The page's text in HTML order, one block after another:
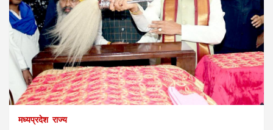
मध्यप्रदेश राज्य